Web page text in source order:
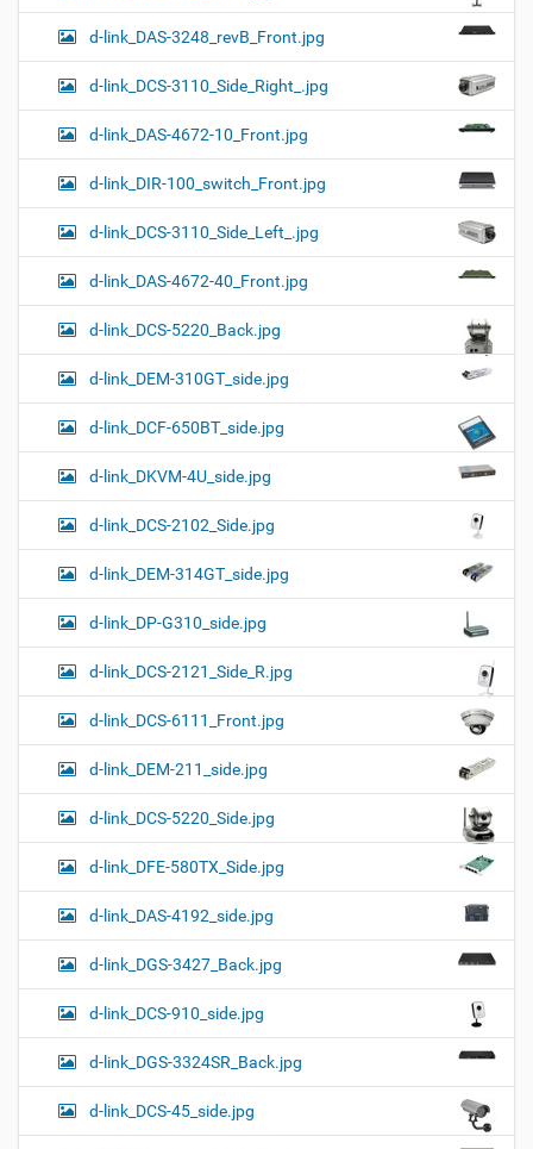
d-link_DAS-3248_revB_Front.jpg
d-link_DCS-3110_Side_Right_.jpg
d-link_DAS-4672-10_Front.jpg
d-link_DIR-100_switch_Front.jpg
d-link_DCS-3110_Side_Left_.jpg
d-link_DAS-4672-40_Front.jpg
d-link_DCS-5220_Back.jpg
d-link_DEM-310GT_side.jpg
d-link_DCF-650BT_side.jpg
d-link_DKVM-4U_side.jpg
d-link_DCS-2102_Side.jpg
d-link_DEM-314GT_side.jpg
d-link_DP-G310_side.jpg
d-link_DCS-2121_Side_R.jpg
d-link_DCS-6111_Front.jpg
d-link_DEM-211_side.jpg
d-link_DCS-5220_Side.jpg
d-link_DFE-580TX_Side.jpg
d-link_DAS-4192_side.jpg
d-link_DGS-3427_Back.jpg
d-link_DCS-910_side.jpg
d-link_DGS-3324SR_Back.jpg
d-link_DCS-45_side.jpg